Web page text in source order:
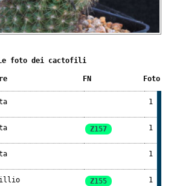
foto dei cactofili
FN Foto
1
Z157 1
1
Z155 1